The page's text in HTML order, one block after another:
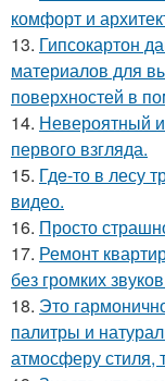
комфорт и
13. Гипсокартон
материалов для
поверхностей в
14. Невероятный
первого взгляда.
15. Гдe-то в лесу
видео.
16. Просто
17. Ремонт
без громких
18. Это
палитры и
атмосферу стиля,